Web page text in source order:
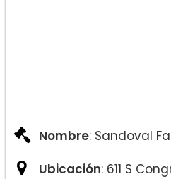
Nombre: Sandoval
Ubicación: 611 S